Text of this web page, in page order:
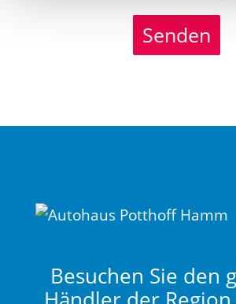
Senden
Besuchen Sie den